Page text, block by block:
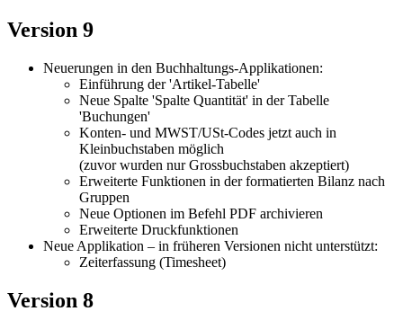
Version 9
Neuerungen in den Buchhaltungs-Applikationen:
Einführung der 'Artikel-Tabelle'
Neue Spalte 'Spalte Quantität' in der Tabelle
'Buchungen'
Konten- und MWST/USt-Codes jetzt auch in
Kleinbuchstaben möglich
(zuvor wurden nur Grossbuchstaben akzeptiert)
Erweiterte Funktionen in der formatierten Bilanz nach
Gruppen
Neue Optionen im Befehl PDF archivieren
Erweiterte Druckfunktionen
Neue Applikation – in früheren Versionen nicht unterstützt:
Zeiterfassung (Timesheet)
Version 8